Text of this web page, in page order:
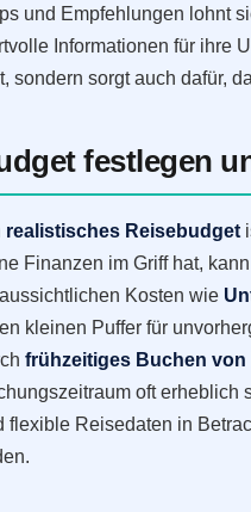
und Empfehlungen lohnt
Informationen für ihre
sondern sorgt auch dafür,
festlegen
realistisches Reisebudget
Finanzen im Griff hat,
Kosten wie
kleinen Puffer für
frühzeitiges Buchen
oft erheblich
flexible Reisedaten in